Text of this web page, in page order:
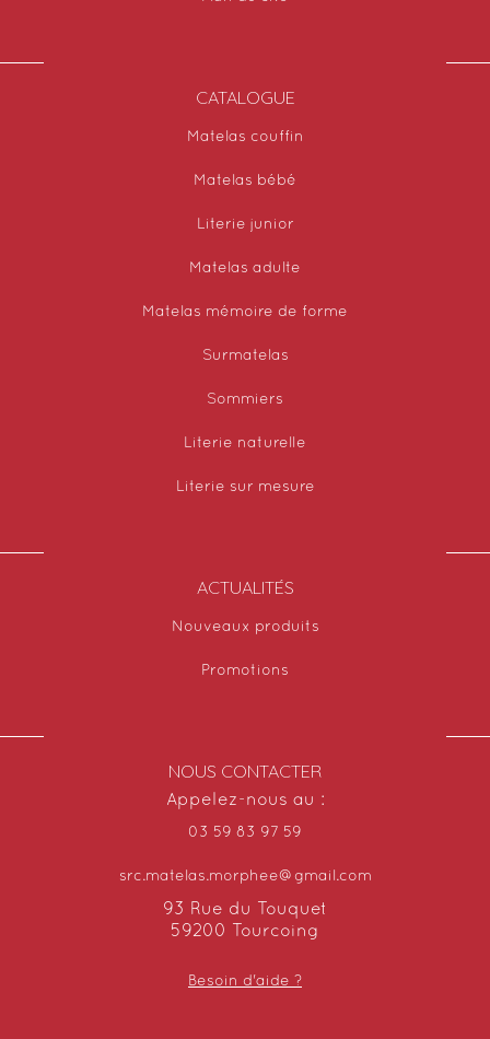
CATALOGUE
Matelas couffin
Matelas bébé
Literie junior
Matelas adulte
Matelas mémoire de forme
Surmatelas
Sommiers
Literie naturelle
Literie sur mesure
ACTUALITÉS
Nouveaux produits
Promotions
NOUS CONTACTER
Appelez-nous au :
03 59 83 97 59
src.matelas.morphee@gmail.com
93 Rue du Touquet
59200 Tourcoing
Besoin d'aide ?